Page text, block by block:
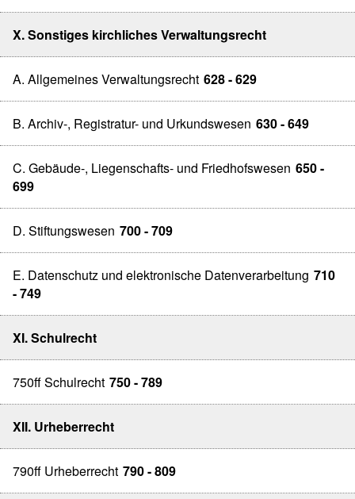
X. Sonstiges kirchliches Verwaltungsrecht
A. Allgemeines Verwaltungsrecht 628 - 629
B. Archiv-, Registratur- und Urkundswesen 630 - 649
C. Gebäude-, Liegenschafts- und Friedhofswesen 650 -
699
D. Stiftungswesen 700 - 709
E. Datenschutz und elektronische Datenverarbeitung 710
- 749
XI. Schulrecht
750ff Schulrecht 750 - 789
XII. Urheberrecht
790ff Urheberrecht 790 - 809